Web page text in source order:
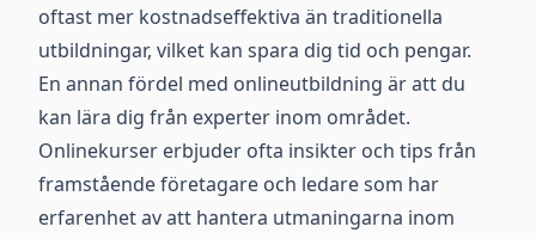
oftast mer kostnadseffektiva än traditionella
utbildningar, vilket kan spara dig tid och pengar.
En annan fördel med onlineutbildning är att du
kan lära dig från experter inom området.
Onlinekurser erbjuder ofta insikter och tips från
framstående företagare och ledare som har
erfarenhet av att hantera utmaningarna inom